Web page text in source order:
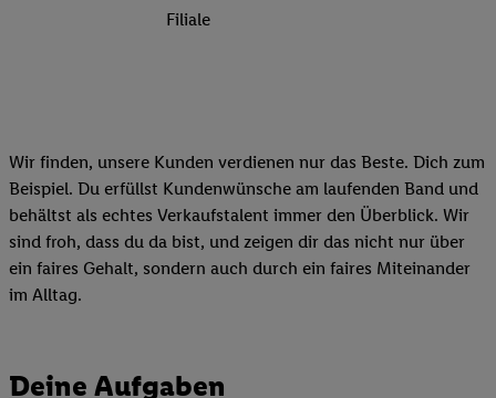
Filiale
Wir finden, unsere Kunden verdienen nur das Beste. Dich zum
Beispiel. Du erfüllst Kundenwünsche am laufenden Band und
behältst als echtes Verkaufstalent immer den Überblick. Wir
sind froh, dass du da bist, und zeigen dir das nicht nur über
ein faires Gehalt, sondern auch durch ein faires Miteinander
im Alltag.
Deine Aufgaben